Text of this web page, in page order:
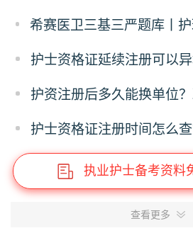
护资注册后多久能换单位
执业护士备考资料
查看更多